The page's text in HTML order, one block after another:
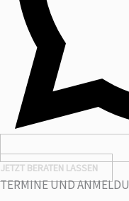
JETZT BERATEN LASSEN
TERMINE UND